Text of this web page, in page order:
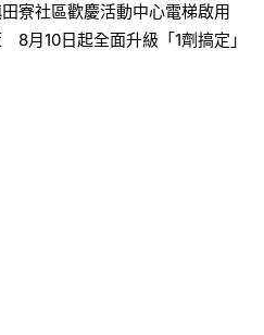
寮社區歡慶活動中心電梯啟用
月10日起全面升級「1劑搞定」